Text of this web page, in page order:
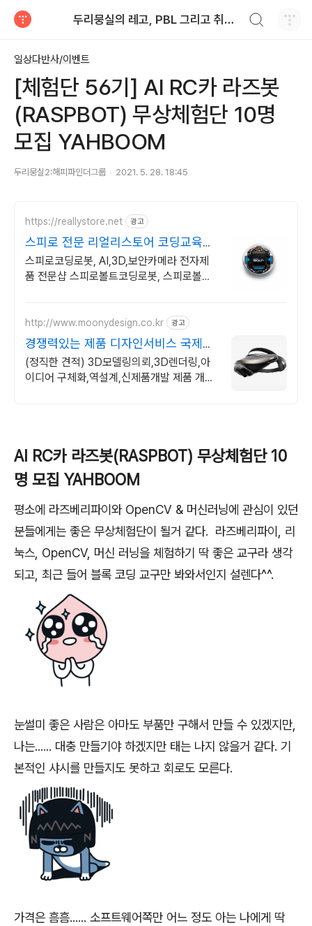
두리뭉실의 레고, PBL 그리고 취미 개발
일상다반사/이벤트
[체험단 56기] AI RC카 라즈봇
(RASPBOT) 무상체험단 10명
모집 YAHBOOM
두리뭉실2:해피파인더그룹 2021. 5. 28. 18:45
https://reallystore.net 광고
스피로 전문 리얼리스토어 코딩교육을
쉽고 재밌게
스피로코딩로봇, AI,3D,보안카메라 전자제
품 전문샵 스피로볼트코딩로봇, 스피로볼트
http://www.moonydesign.co.kr 광고
경쟁력있는 제품 디자인서비스 국제디
자인어워드 레드닷 수상
(정직한 견적) 3D모델링의뢰,3D렌더링,아
이디어 구체화,역설계,신제품개발 제품 개발
AI RC카 라즈봇(RASPBOT) 무상체험단 10
명 모집 YAHBOOM
평소에 라즈베리파이와 OpenCV & 머신러닝에 관심이 있던
분들에게는 좋은 무상체험단이 될거 같다. 라즈베리파이, 리
눅스, OpenCV, 머신 러닝을 체험하기 딱 좋은 교구라 생각
되고, 최근 들어 블록 코딩 교구만 봐와서인지 설렌다^^.
눈썰미 좋은 사람은 아마도 부품만 구해서 만들 수 있겠지만,
나는...... 대충 만들기야 하겠지만 태는 나지 않을거 같다. 기
본적인 샤시를 만들지도 못하고 회로도 모른다.
가격은 흠흠...... 소프트웨어쪽만 어느 정도 아는 나에게 딱